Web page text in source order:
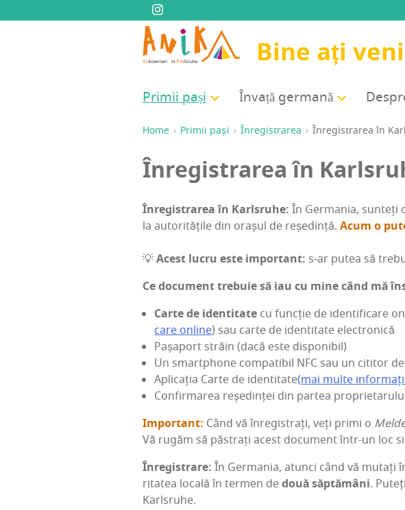
Bine ați
Pri­mii pași Înva­ță germană
Home Pri­mii pași Înre­gis­tra­rea Înre­gis­tra­rea în
Înre­gis­tra­rea în
Înre­gis­tra­rea în Karl­sru­he: În Ger­ma­nia, sun­teți
la auto­ri­tă­ți­le din ora­șul de reșe­din­ță. Acum o
💡Acest lucru este impor­tant: s‑ar putea să
Ce docu­ment tre­bu­ie să iau cu mine când mă
Car­te de iden­ti­ta­te cu func­ție de iden­ti­fi­ca­re
ca­re onli­ne) sau car­te de iden­ti­ta­te electronică
Pașa­port stră­in (dacă este disponibil)
Un smar­tpho­ne com­pa­ti­bil NFC sau un citi­tor
Apli­ca­ția Car­te de iden­ti­ta­te(mai mul­te
Con­fir­ma­rea reșe­din­ței din par­tea
Impor­tant: Când vă înre­gis­trați, veți pri­mi o
Vă rugăm să păs­trați acest docu­ment într-un loc
Înre­gis­tra­re: În Ger­ma­nia, atunci când vă
ri­ta­tea loca­lă în ter­men dedouă săp­tămâni.
Karlsruhe.